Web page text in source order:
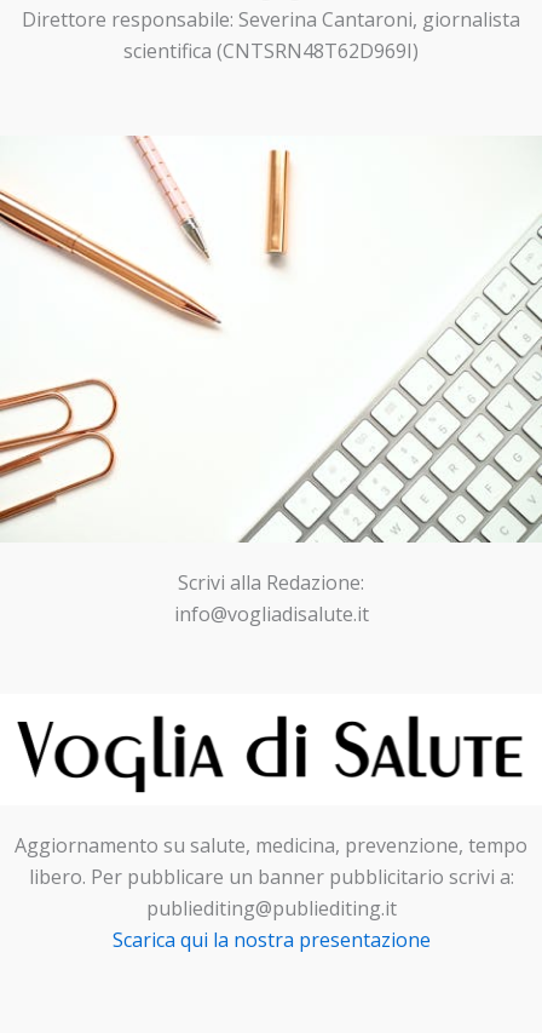
Direttore responsabile: Severina Cantaroni, giornalista
scientifica (CNTSRN48T62D969I)
Scrivi alla Redazione:
info@vogliadisalute.it
Aggiornamento su salute, medicina, prevenzione, tempo
libero. Per pubblicare un banner pubblicitario scrivi a:
publiediting@publiediting.it
Scarica qui la nostra presentazione